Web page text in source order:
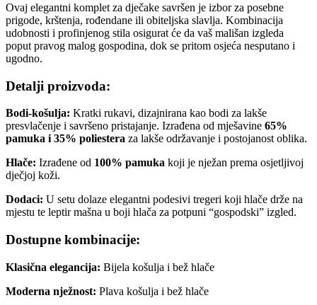
Ovaj elegantni komplet za dječake savršen je izbor za posebne
prigode, krštenja, rođendane ili obiteljska slavlja. Kombinacija
udobnosti i profinjenog stila osigurat će da vaš mališan izgleda
poput pravog malog gospodina, dok se pritom osjeća nesputano i
ugodno.
Detalji proizvoda:
Bodi-košulja: Kratki rukavi, dizajnirana kao bodi za lakše
presvlačenje i savršeno pristajanje. Izrađena od mješavine 65%
pamuka i 35% poliestera za lakše održavanje i postojanost oblika.
Hlače: Izrađene od 100% pamuka koji je nježan prema osjetljivoj
dječjoj koži.
Dodaci: U setu dolaze elegantni podesivi tregeri koji hlače drže na
mjestu te leptir mašna u boji hlača za potpuni “gospodski” izgled.
Dostupne kombinacije:
Klasična elegancija: Bijela košulja i bež hlače
Moderna nježnost: Plava košulja i bež hlače